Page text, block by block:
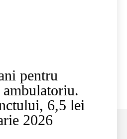
pentru
6,5 lei
2026